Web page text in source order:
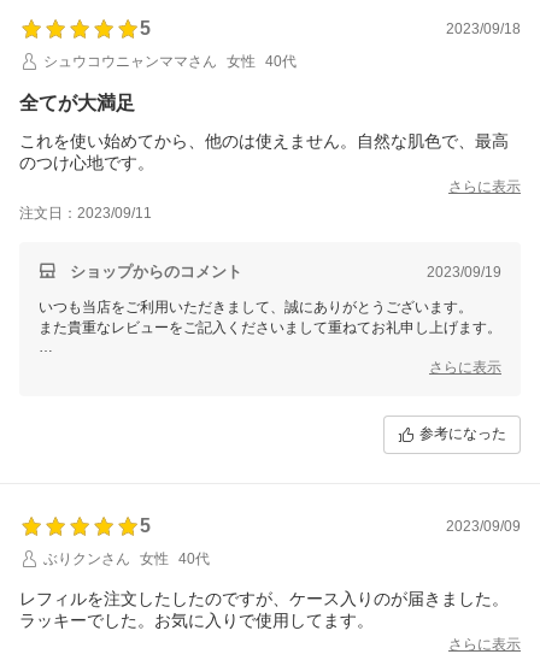
5
2023/09/18
シュウコウニャンママさん
女性 40代
全てが大満足
これを使い始めてから、他のは使えません。自然な肌色で、最高
のつけ心地です。
さらに表示
注文日：2023/09/11
ショップからのコメント 2023/09/19
いつも当店をご利用いただきまして、誠にありがとうございます。
また貴重なレビューをご記入くださいまして重ねてお礼申し上げます。
マイギフト楽天市場店
さらに表示
参考になった
5
2023/09/09
ぶりクンさん
女性 40代
レフィルを注文したしたのですが、ケース入りのが届きました。
ラッキーでした。お気に入りで使用してます。
さらに表示